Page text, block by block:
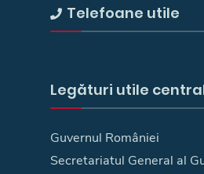
Telefoane utile
Legături utile
Guvernul României
Secretariatul General al